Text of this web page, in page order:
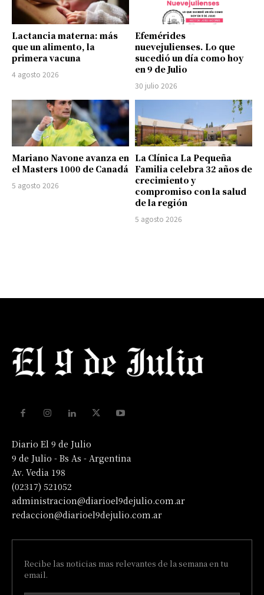
Lactancia materna: más
que un alimento, la
primera vacuna
4 agosto 2026
Efemérides
nuevejulienses. Lo que
sucedió un día como hoy
en 9 de Julio
30 julio 2026
Mariano Navone avanza en
el Masters 1000 de Canadá
5 agosto 2026
La Clínica La Pequeña
Familia celebra 32 años de
crecimiento y
compromiso con la salud
de la región
5 agosto 2026
Diario El 9 de Julio
9 de Julio - Bs As - Argentina
Av. Vedia 198
(02317) 521052
administracion@diarioel9dejulio.com.ar
redaccion@diarioel9dejulio.com.ar
Recibe las noticias mas relevantes de la semana en tu
email.